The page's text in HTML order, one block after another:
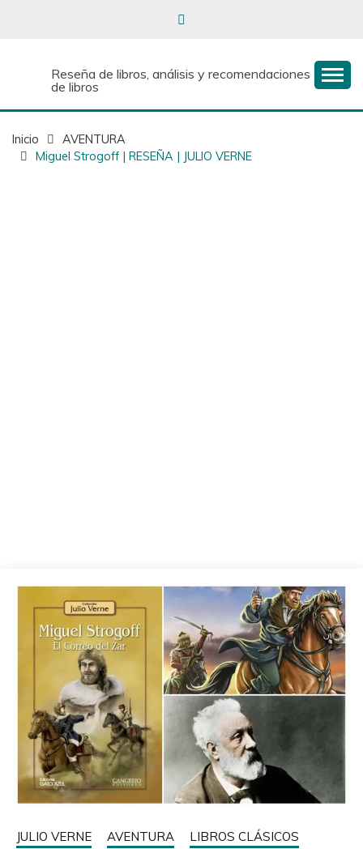
Reseña de libros, análisis y recomendaciones
de libros
Inicio
AVENTURA
Miguel Strogoff | RESEÑA | JULIO VERNE
JULIO VERNE AVENTURA
LIBROS CLÁSICOS